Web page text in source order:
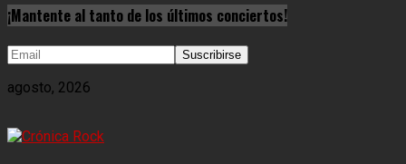
¡Mantente al tanto de los últimos conciertos!
agosto, 2026